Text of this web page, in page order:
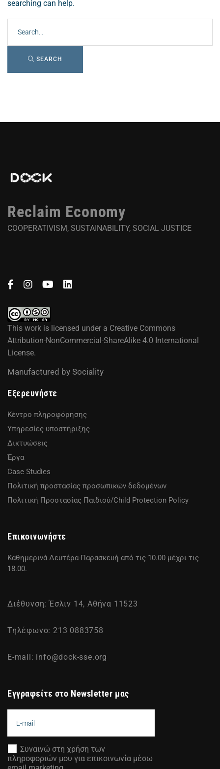
searching can help.
SEARCH
Reclaim Economy
COOPERATIVISM, SUSTAINABILITY, SOCIAL JUSTICE
This work is licensed under a Creative Commons
Attribution-NonCommercial-ShareAlike 4.0 International
License.
Manufactured by Sociality
Εξερευνήστε
Κέντρο πληροφόρησης
Υπηρεσίες υποστήριξης
Δικτυώσεις
Έργα
Case Studies
Πολιτική προστασίας προσωπικών δεδομένων
Πολιτική Προστασίας Παιδιού/Child Protection Policy
Επικοινωνήστε
Καθημερινά Δευτέρα-Παρασκευή από τις 10.00 μέχρι τις
18.00.
Διέθυνση: Έσλιν 14, Αθήνα 11523
Τηλέφωνο: 213 0883758
E-mail: info@dock-sse.org
Εγγραφείτε στο Newsletter μας
Συναινώ στη χρήση των
πληροφοριών μου για επικοινωνία μέσω